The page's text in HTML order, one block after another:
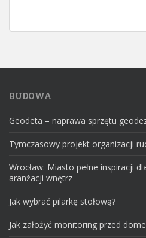
BUDOWA
Geodeta – naprawa sprzętu
Tymczasowy projekt organizacji
Wrocław: Miasto pełne inspiracji
aranżacji wnętrz
Jak wybrać pilarkę stołową?
Jak założyć monitoring przed